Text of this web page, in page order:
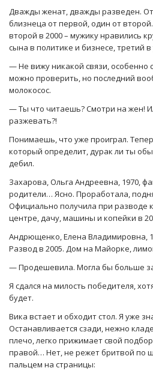
Дважды женат, дважды разведен.
близнеца от первой, один от
второй в 2000 – мужику нравились
сына в политике и бизнесе, третий
— Не вижу никакой связи,
можно проверить, но последний
молокосос.
— Ты что читаешь? Смотри на жен!
разжевать?!
Понимаешь, что уже проиграл.
который определит, дурак ли ты
дебил.
Захарова, Ольга Андреевна, 1970,
родители… Ясно. Проработала,
Официально получила при разводе
центре, дачу, машины и копейки в
Андрющенко, Елена Владимировна,
Развод в 2005. Дом на Майорке,
— Продешевила. Могла бы больше
Я сдался на милость победителя,
будет.
Вика встает и обходит стол. Я уже
Останавливается сзади, нежно
плечо, легко прижимает свой
правой… Нет, не режет бритвой по
пальцем на страницы: